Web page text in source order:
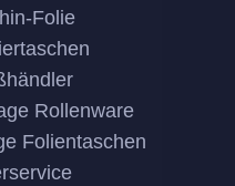
Folie
Rollenware
Folientaschen